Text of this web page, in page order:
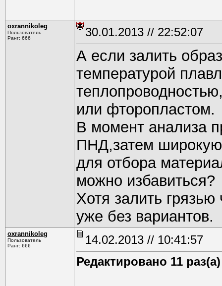
oxrannikoleg
Пользователь
Ранг: 666
30.01.2013 // 22:52:07
А если залить
температурой
или фторопластом.
В момент анализа
ПНД,затем
для отбора
можно избавиться?
Хотя залить
уже без вариантов.
oxrannikoleg
Пользователь
Ранг: 666
14.02.2013 // 10:41:57
Редактировано 11 раз(а)